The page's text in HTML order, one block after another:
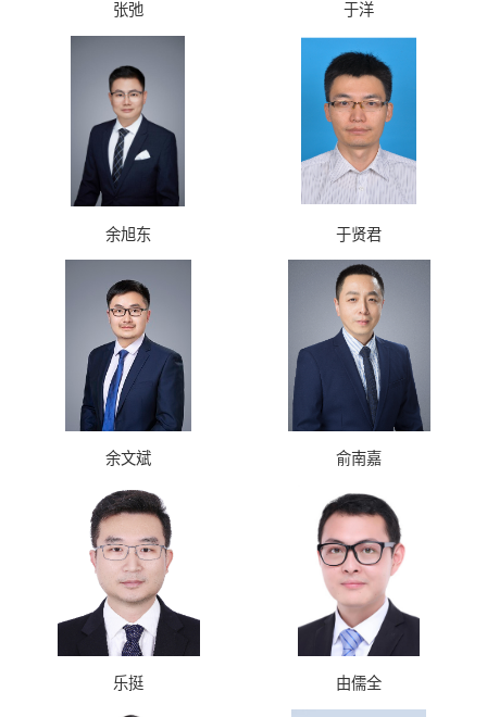
张弛 于洋
余旭东 于贤君
余文斌 俞南嘉
乐挺 由儒全